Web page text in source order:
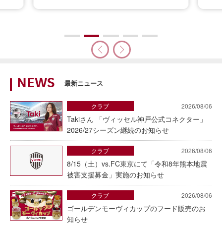
NEWS 最新ニュース
2026/08/06
Takiさん 「ヴィッセル神戸公式コネクター」
2026/27シーズン継続のお知らせ
クラブ
2026/08/06
8/15（土）vs.FC東京にて「令和8年熊本地震
被害支援募金」実施のお知らせ
クラブ
2026/08/06
ゴールデンモーヴィカップのフード販売のお
知らせ
クラブ